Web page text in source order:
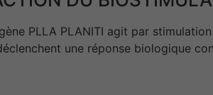
PLLA PLANITI agit par
une réponse biologique